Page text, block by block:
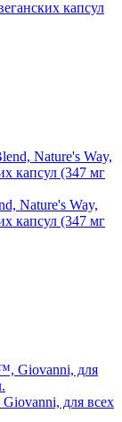
капсул
Nature's Way,
капсул (347 мг
для всех